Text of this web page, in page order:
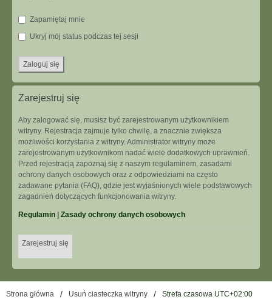
Zapamiętaj mnie
Ukryj mój status podczas tej sesji
Zarejestruj się
Aby zalogować się, musisz być zarejestrowanym użytkownikiem
witryny. Rejestracja zajmuje tylko chwilę, a znacznie zwiększa
możliwości korzystania z witryny. Administrator witryny może
zarejestrowanym użytkownikom nadać wiele dodatkowych uprawnień.
Przed rejestracją zapoznaj się z naszym regulaminem, zasadami
ochrony danych osobowych oraz z odpowiedziami na często
zadawane pytania (FAQ), gdzie jest wyjaśnionych wiele podstawowych
zagadnień dotyczących funkcjonowania witryny.
Regulamin Zasady ochrony danych osobowych
Zarejestruj się
Strona główna Usuń ciasteczka witryny Strefa czasowa UTC+02:00